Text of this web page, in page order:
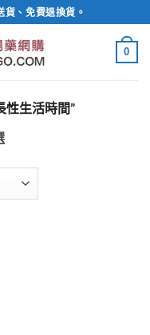
、免費退換貨。
0
性生活時間”